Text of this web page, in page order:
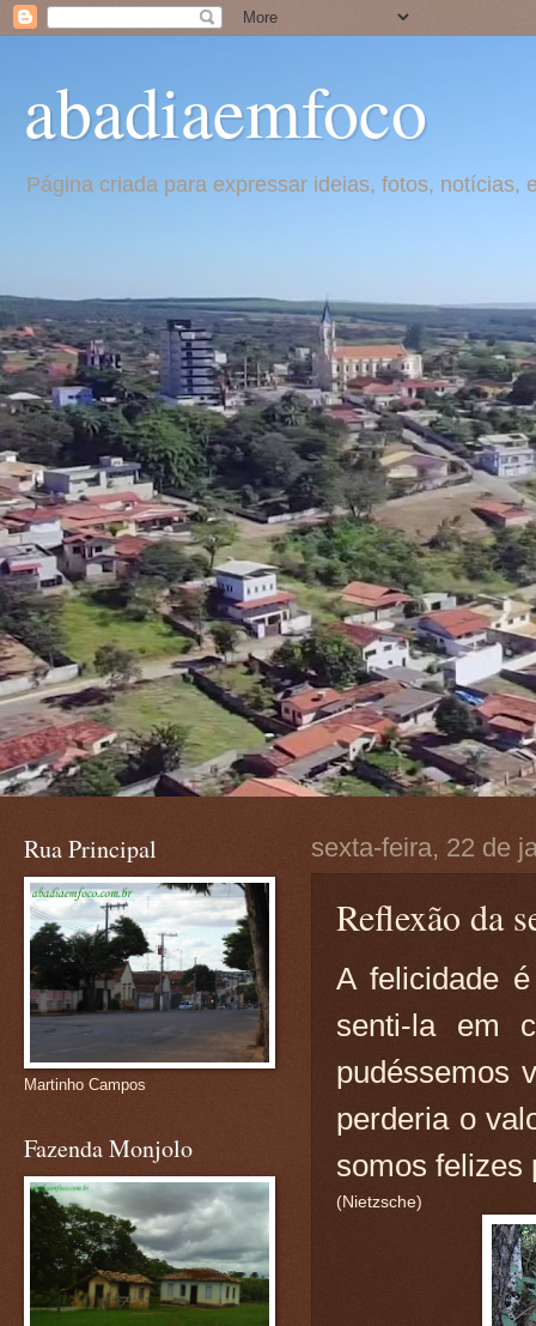
abadiaemfoco
Página criada para expressar ideias, fotos,
sexta-feira, 22 de
Reflexão da
A felicidade
senti-la em
pudéssemos
perderia o
somos felizes
(Nietzsche)
Rua Principal
Martinho Campos
Fazenda Monjolo